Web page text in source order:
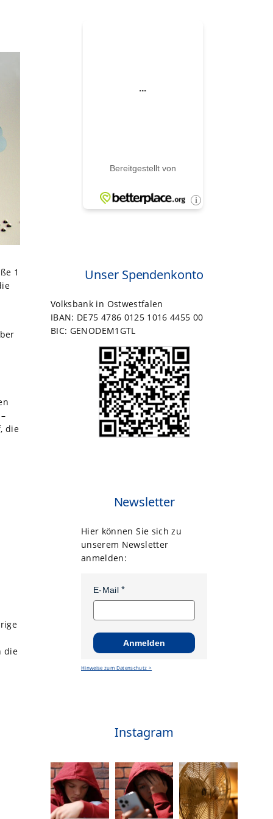
1
die
die
Unser Spendenkonto
Volksbank in Ostwestfalen
IBAN: DE75 4786 0125 1016 4455 00
BIC: GENODEM1GTL
Newsletter
Hier können Sie sich zu
unserem Newsletter
anmelden:
E-Mail
Anmelden
Hinweise zum Datenschutz >
Instagram